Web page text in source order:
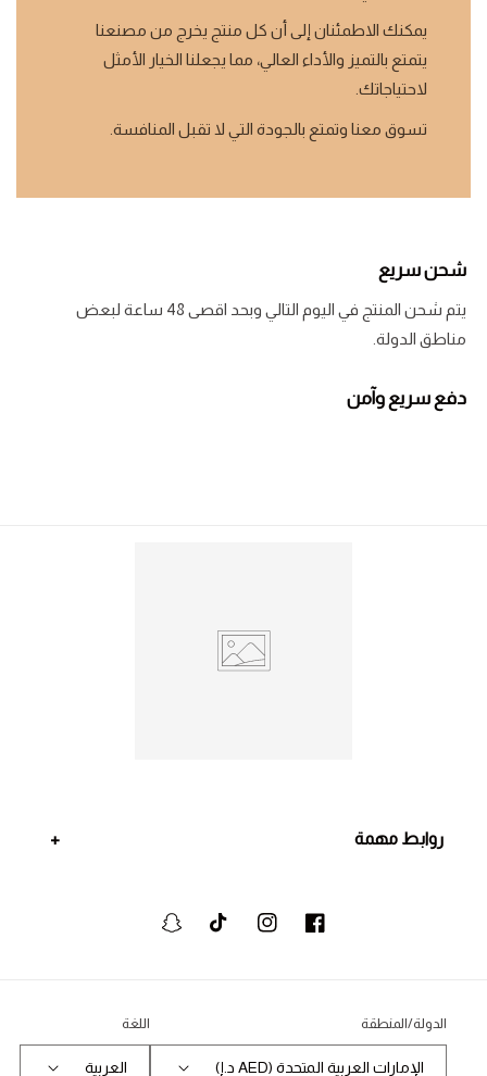
يمكنك الاطمئنان إلى أن كل منتج يخرج من مصنعنا
يتمتع بالتميز والأداء العالي، مما يجعلنا الخيار الأمثل
لاحتياجاتك.
تسوق معنا وتمتع بالجودة التي لا تقبل المنافسة.
شحن سريع
يتم شحن المنتج في اليوم التالي وبحد اقصى 48 ساعة لبعض
مناطق الدولة.
دفع سريع وآمن
روابط مهمة
فيسبوكانستجرام تيكتوك سنابشات
الدولة/المنطقة
الإمارات العربية المتحدة (AED د.إ)
اللغة
العربية